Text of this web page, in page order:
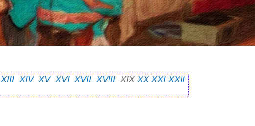
XIII XIV XV XVI XVII XVIIIXIX XX XXI XXII